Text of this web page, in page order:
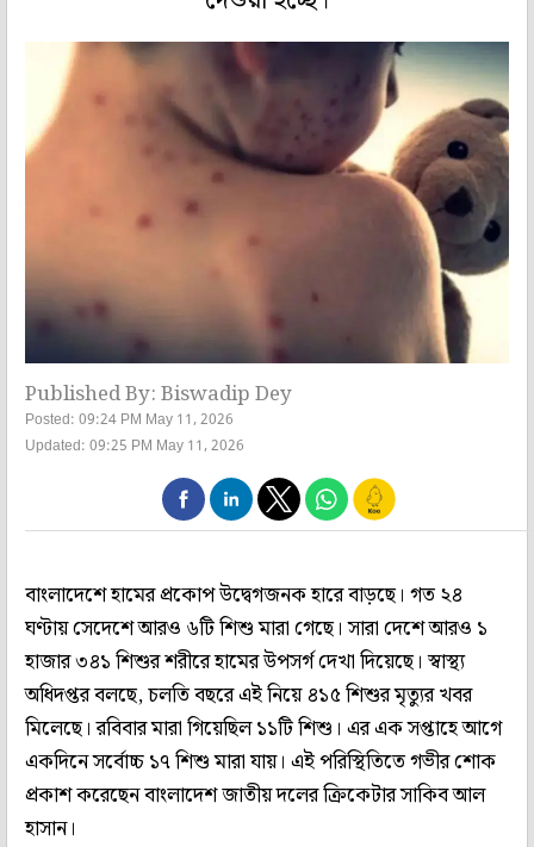
Published By: Biswadip Dey
Posted: 09:24 PM May 11, 2026
Updated: 09:25 PM May 11, 2026
বাংলাদেশে হামের প্রকোপ উদ্বেগজনক হারে বাড়ছে। গত ২৪
ঘণ্টায় সেদেশে আরও ৬টি শিশু মারা গেছে। সারা দেশে আরও ১
হাজার ৩৪১ শিশুর শরীরে হামের উপসর্গ দেখা দিয়েছে। স্বাস্থ্য
অধিদপ্তর বলছে, চলতি বছরে এই নিয়ে ৪১৫ শিশুর মৃত্যুর খবর
মিলেছে। রবিবার মারা গিয়েছিল ১১টি শিশু। এর এক সপ্তাহে আগে
একদিনে সর্বোচ্চ ১৭ শিশু মারা যায়। এই পরিস্থিতিতে গভীর শোক
প্রকাশ করেছেন বাংলাদেশ জাতীয় দলের ক্রিকেটার সাকিব আল
হাসান।